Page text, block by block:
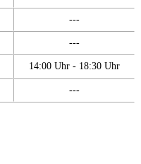
---
---
14:00 Uhr - 18:30 Uhr
---